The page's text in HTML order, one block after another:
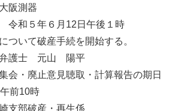
阪測器
和５年６月12日午後１時
いて破産手続を開始する。
護士 元山 陽平
会・廃止意見聴取・計算報告の期日
前10時
支部破産・再生係